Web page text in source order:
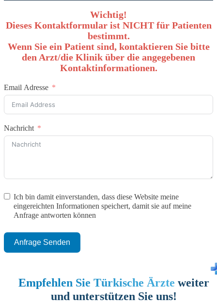
Wichtig!
Dieses Kontaktformular ist NICHT für Patienten
bestimmt.
Wenn Sie ein Patient sind, kontaktieren Sie bitte
den Arzt/die Klinik über die angegebenen
Kontaktinformationen.
Email Adresse
Nachricht
Ich bin damit einverstanden, dass diese Website meine
eingereichten Informationen speichert, damit sie auf meine
Anfrage antworten können
Anfrage Senden
Empfehlen Sie Türkische Ärzte weiter
und unterstützen Sie uns!